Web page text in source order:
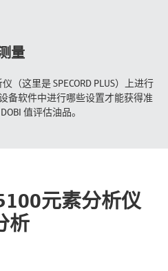
量
这里是 SPECORD PLUS）上进行
备软件中进行哪些设置才能获得准
值评估油品。
元素分析仪
析